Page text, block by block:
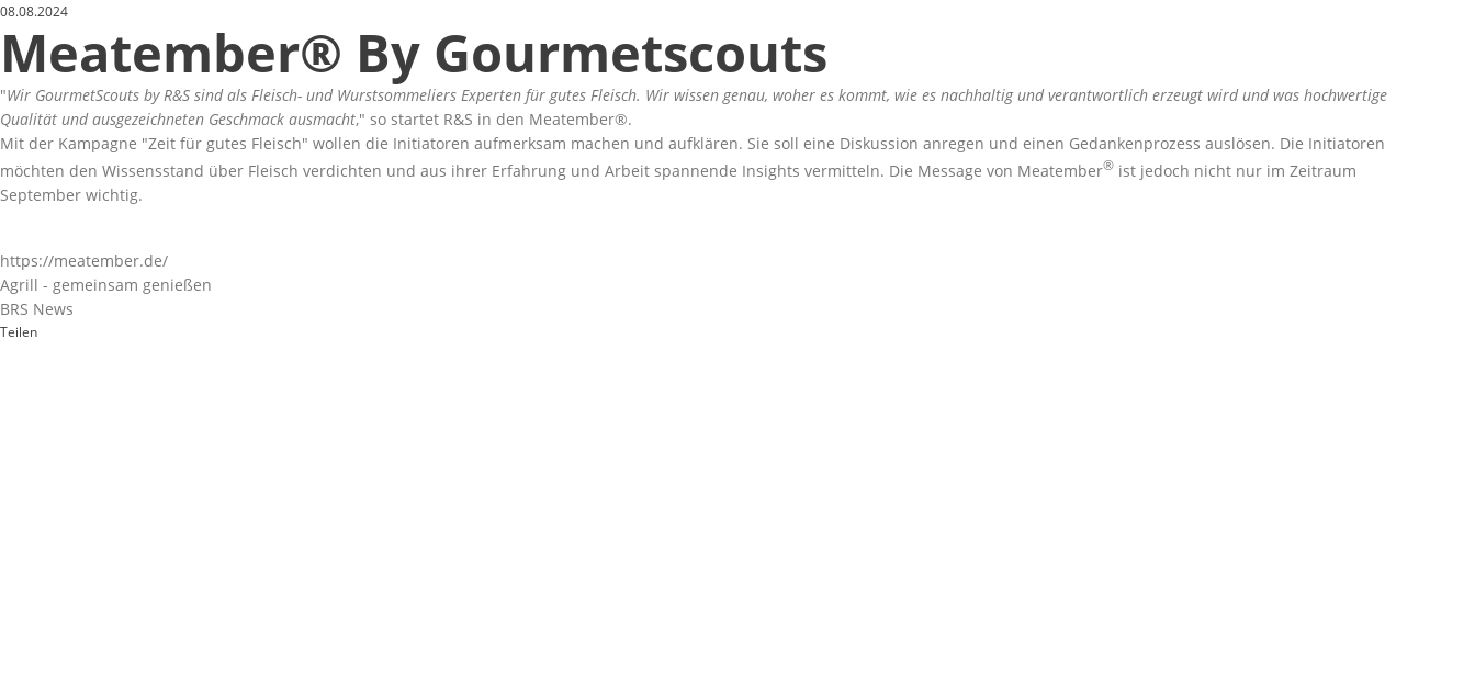
08.08.2024
Meatember® By Gourmetscouts
Wir GourmetScouts by R&S sind als Fleisch- und Wurstsommeliers Experten für gutes Fleisch. Wir wissen genau, woher es kommt, wie es nachhaltig und verantwortlich erzeugt wird und was hochwertige
Qualität und ausgezeichneten Geschmack ausmacht, so startet R&S in den Meatember®.
Mit der Kampagne Zeit für gutes Fleisch wollen die Initiatoren aufmerksam machen und aufklären. Sie soll eine Diskussion anregen und einen Gedankenprozess auslösen. Die Initiatoren
möchten den Wissensstand über Fleisch verdichten und aus ihrer Erfahrung und Arbeit spannende Insights vermitteln. Die Message von Meatember® ist jedoch nicht nur im Zeitraum
September wichtig.
https://meatember.de/
Agrill - gemeinsam genießen
BRS News
Teilen